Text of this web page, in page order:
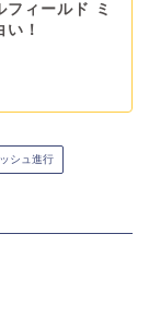
フィールド ミ
い！
シュ進行